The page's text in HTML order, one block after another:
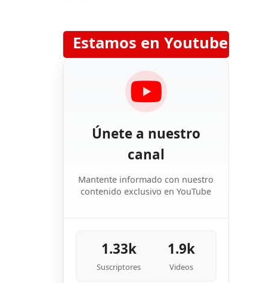
Estamos en Youtube
Únete a nuestro
canal
Mantente informado con nuestro
contenido exclusivo en YouTube
1.33k
Suscriptores
1.9k
Videos